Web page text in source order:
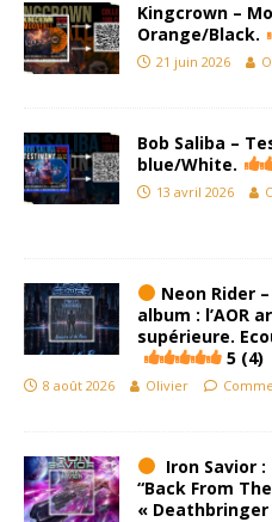
Kingcrown –
Orange/Black.
21 juin 2026
Bob Saliba –
blue/White.
13 avril 2026
Neon Rider
album : l’AOR
supérieure.
5 (4)
8 août 2026 Olivier
Iron Savior
“Back From
« Deathbringer